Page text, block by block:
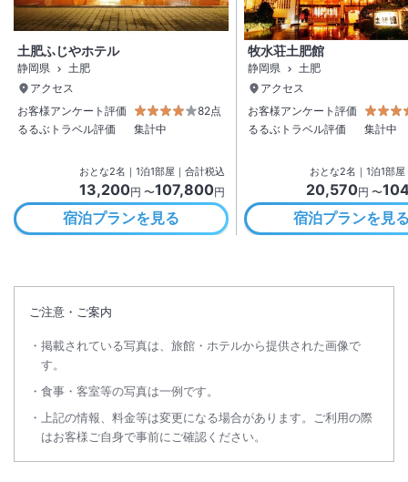
土肥ふじやホテル
静岡県
土肥
アクセス
お客様アンケート評価
82点
るるぶトラベル評価
集計中
おとな2名 ｜ 1泊1部屋｜合計税込
13,200円 〜107,800円
宿泊プランを見る
牧水荘土肥館
静岡県
土肥
アクセス
お客様アンケート評価
るるぶトラベル評価
集計中
おとな2名 ｜ 1泊1部屋
20,570円 〜
宿泊プランを見
ご注意・ご案内
掲載されている写真は、旅館・ホテルから提供された画像で
す。
食事・客室等の写真は一例です。
上記の情報、料金等は変更になる場合があります。ご利用の際
はお客様ご自身で事前にご確認ください。